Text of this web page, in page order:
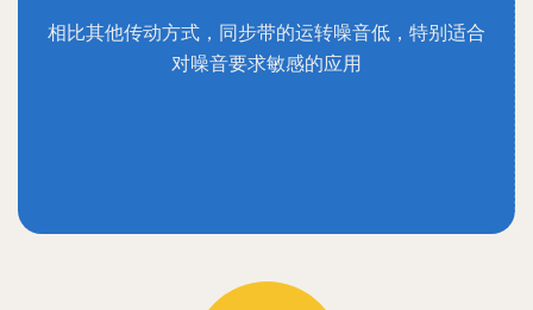
相比其他传动方式，同步带的运转噪音低，特别适合
对噪音要求敏感的应用